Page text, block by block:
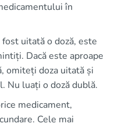
în
fost uitată o doză, este
Dacă este aproape
omiteți doza uitată și
Nu luați o doză dublă.
medicament,
Cele mai